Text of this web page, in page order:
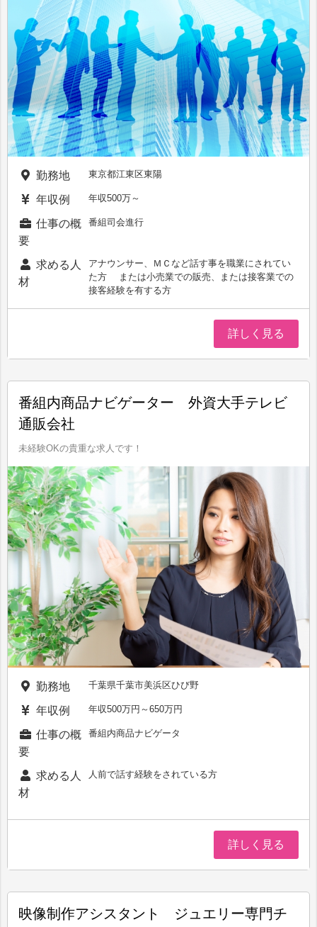
勤務地 東京都江東区東陽
年収例 年収500万～
仕事の概
要
番組司会進行
求める人
材
アナウンサー、ＭＣなど話す事を職業にされてい
た方 または小売業での販売、または接客業での
接客経験を有する方
詳しく見る
番組内商品ナビゲーター 外資大手テレビ
通販会社
未経験OKの貴重な求人です！
勤務地 千葉県千葉市美浜区ひび野
年収例 年収500万円～650万円
仕事の概
要
番組内商品ナビゲータ
求める人
材
人前で話す経験をされている方
詳しく見る
映像制作アシスタント ジュエリー専門チ